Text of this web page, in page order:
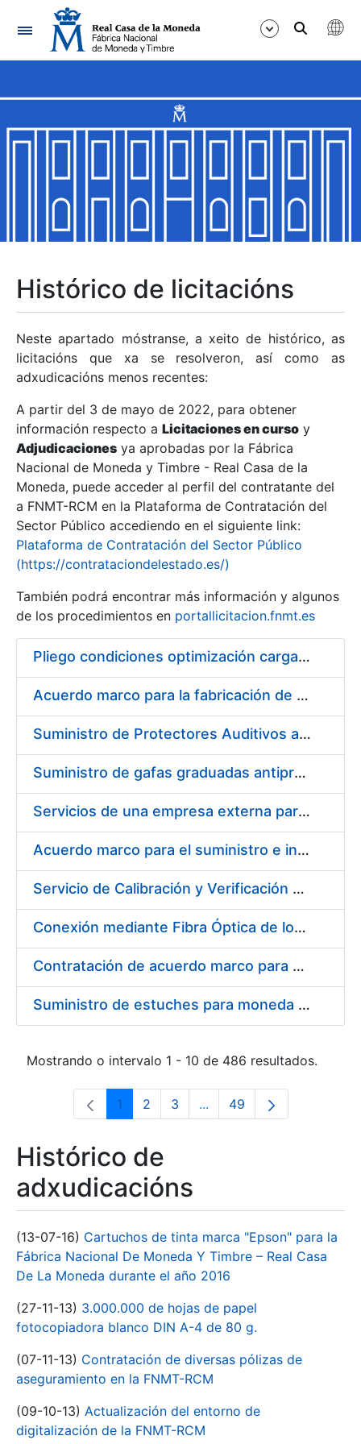
Navegación
Mostrar/Ocultar
Mostrar/Ocultar
Mostrar/Ocultar
Mostrar/Ocultar
Mostrar/Ocultar
Mostrar/Ocultar
Mostrar/Ocultar
Histórico de licitacións
Neste apartado móstranse, a xeito de histórico, as
licitacións que xa se resolveron, así como as
adxudicacións menos recentes:
A partir del 3 de mayo de 2022, para obtener
información respecto a Licitaciones en curso y
Adjudicaciones ya aprobadas por la Fábrica
Nacional de Moneda y Timbre - Real Casa de la
Moneda, puede acceder al perfil del contratante del
a FNMT-RCM en la Plataforma de Contratación del
Sector Público accediendo en el siguiente link:
Plataforma de Contratación del Sector Público
(https://contrataciondelestado.es/)
También podrá encontrar más información y algunos
de los procedimientos en portallicitacion.fnmt.es
Pliego condiciones optimización cargas compras firmado
Acuerdo marco para la fabricación de piezas
Suministro de Protectores Auditivos a medida para las personas trabajadoras de los Centros de Trabajo de Madrid y Burgos
Suministro de gafas graduadas antiproyecciones para los trabajadores de la FNMT-RCM en los centros de trabajo de Madrid y Burgos
Servicios de una empresa externa para el asesoramiento y resolución de los recursos de alzada que se presentan relacionados con procesos de selección para la FNMT-RCM
Acuerdo marco para el suministro e instalación de persianas, estores y otros complementos
Servicio de Calibración y Verificación Externa de los Equipos de Medición del Servicio de Prevención de la FNMT-RCM
Conexión mediante Fibra Óptica de los Centros de Proceso de Datos (CPDs) de las sedes de la FNMT-RCM de Burgos y Madrid
Contratación de acuerdo marco para el Suministro de Material de Electricidad para la Fábrica Nacional de Moneda y Timbre-Real Casa de la Moneda en su centro de trabajo de Burgos
Suministro de estuches para moneda de 30 €
Mostrando o intervalo 1 - 10 de 486 resultados.
Páxina
1 Páxina
2 Páxina
3 ...Páxinas intermedias Use
Páxina
49
Histórico de
adxudicacións
(13-07-16) Cartuchos de tinta marca "Epson" para la
Fábrica Nacional De Moneda Y Timbre – Real Casa
De La Moneda durante el año 2016
(27-11-13) 3.000.000 de hojas de papel
fotocopiadora blanco DIN A-4 de 80 g.
(07-11-13) Contratación de diversas pólizas de
aseguramiento en la FNMT-RCM
(09-10-13) Actualización del entorno de
digitalización de la FNMT-RCM